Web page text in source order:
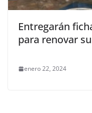
Entregarán
para renovar
enero 22, 2024